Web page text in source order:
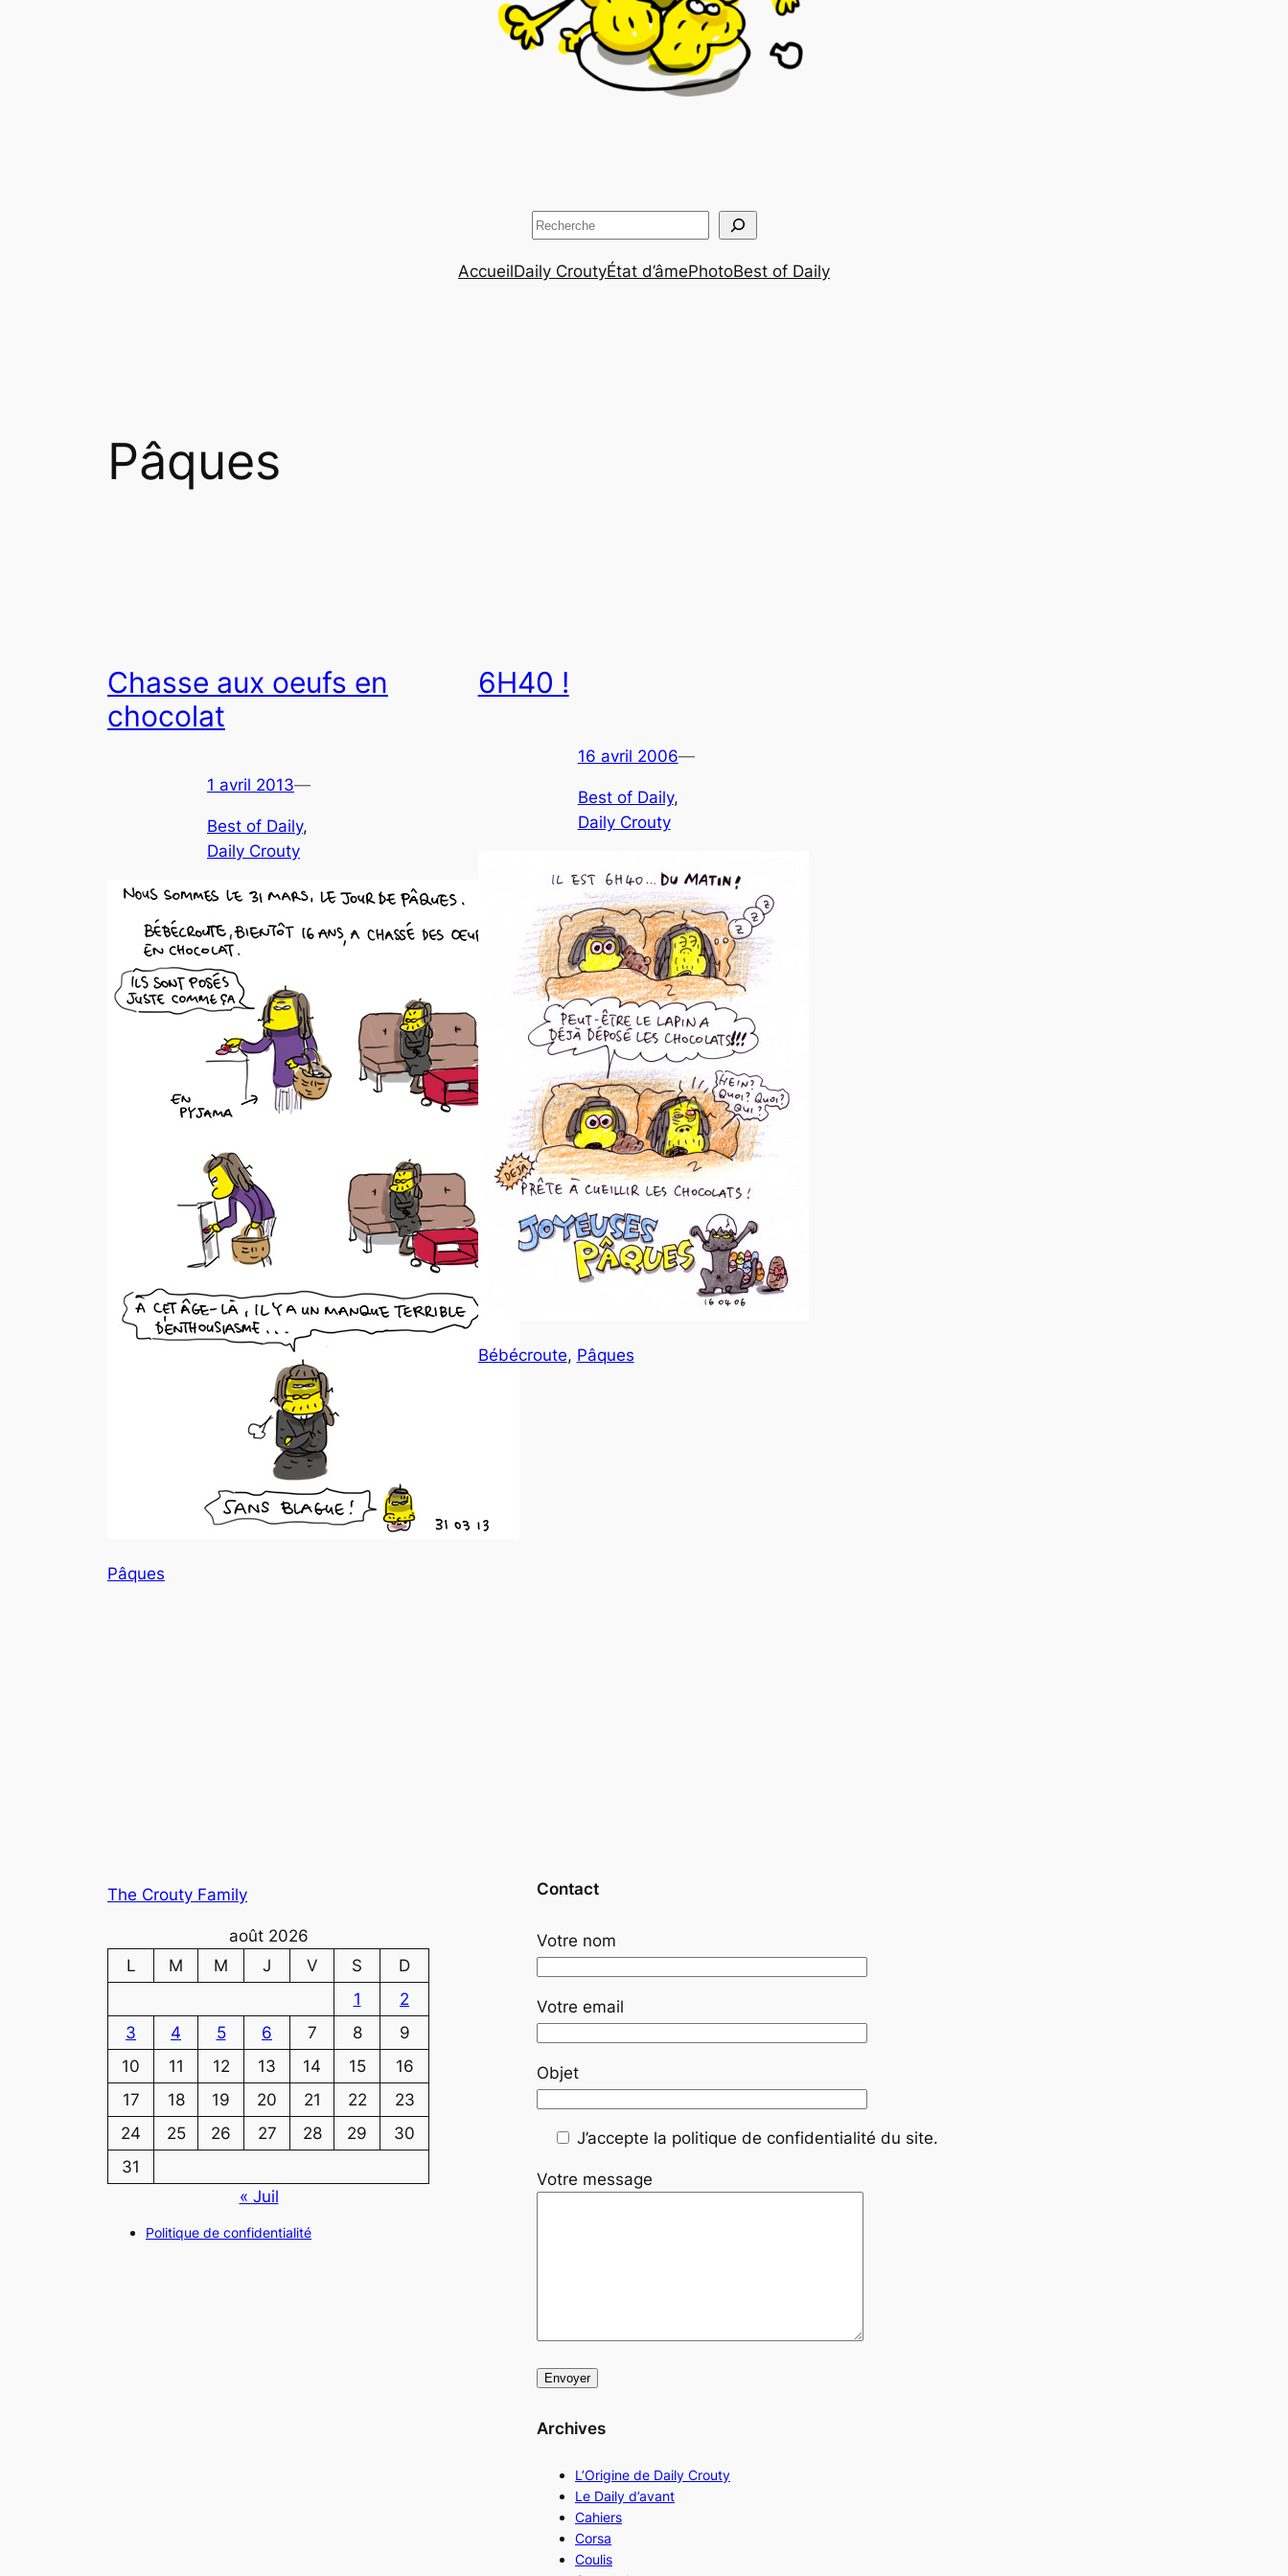
Rechercher
AccueilDaily CroutyÉtat d’âmePhotoBest of Daily
Pâques
Chasse aux oeufs en
chocolat
1 avril 2013—
Best of Daily
Daily Crouty
Pâques
6H40 !
16 avril 2006—
Best of Daily
Daily Crouty
Bébécroute, Pâques
The Crouty Family
août 2026
L
M M J V S
D
1
2
3
4 5 6 7 8
9
10
11 12 13 14 15
16
17
18 19 20 21 22
23
24
25 26 27 28 29
30
31
« Juil
Politique de confidentialité
Contact
Votre nom
Votre email
Objet
J’accepte la politique de confidentialité du site.
Votre message
Archives
L’Origine de Daily Crouty
Le Daily d’avant
Cahiers
Corsa
Coulis